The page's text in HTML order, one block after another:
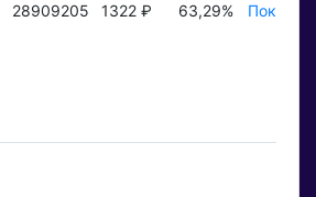
28909205 1322 ₽ 63,29%